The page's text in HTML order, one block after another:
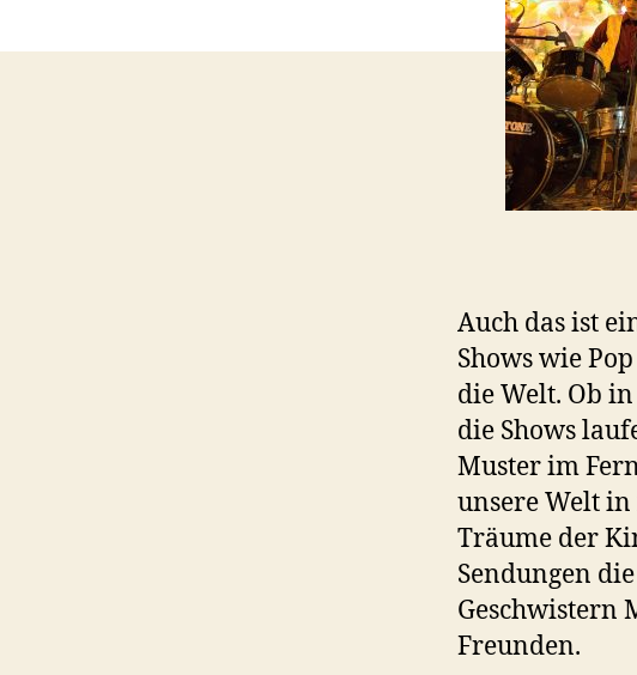
Auch das ist
Shows wie
die Welt. Ob
die Shows
Muster im
unsere Welt
Träume der
Sendungen
Geschwistern
Freunden.